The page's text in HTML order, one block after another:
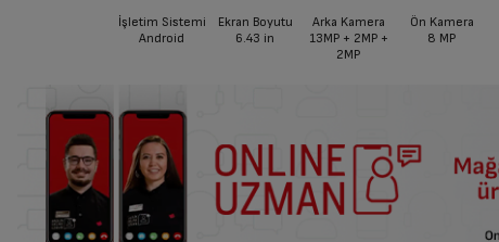
İşletim Sistemi
Android
Ekran Boyutu
6.43 in
Arka Kamera
13MP + 2MP +
2MP
Ön Kamera
8 MP